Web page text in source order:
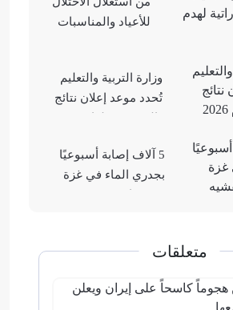
للأعياد والمناسبات
وزارة التربية والتعليم
تُحدد موعد إعلان نتائج
"التوجيهي" لعام 2026
5 آلاف إصابة أسبوعيًا
بجدري الماء في غزة
وتحذيرات من تفشيه
متعلقات